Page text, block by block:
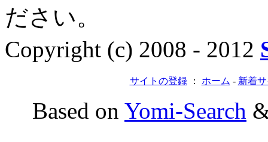
ださい。
Copyright (c) 2008 - 2012
サイトの登録： ホーム - 新着
Based on Yomi-Search